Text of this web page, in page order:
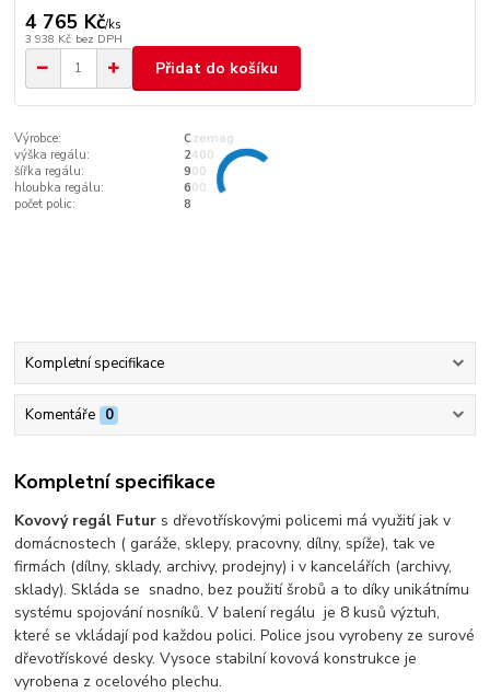
4 765 Kč/ks
3 938 Kč bez DPH
Přidat do košíku
Výrobce:
Czemag
výška regálu:
2400
šířka regálu:
900
hloubka regálu:
600
počet polic:
8
Kompletní specifikace
Komentáře 0
Kompletní specifikace
Kovový regál Futur s dřevotřískovými policemi má využití jak v
domácnostech ( garáže, sklepy, pracovny, dílny, spíže), tak ve
firmách (dílny, sklady, archivy, prodejny) i v kancelářích (archivy,
sklady). Skláda se snadno, bez použití šrobů a to díky unikátnímu
systému spojování nosníků. V balení regálu je 8 kusů výztuh,
které se vkládají pod každou polici. Police jsou vyrobeny ze surové
dřevotřískové desky. Vysoce stabilní kovová konstrukce je
vyrobena z ocelového plechu.